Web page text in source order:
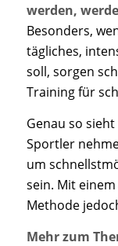
werden,
Besonders,
tägliches,
soll, sorgen
Training für
Genau so
Sportler
um
sein. Mit
Methode
Mehr zum